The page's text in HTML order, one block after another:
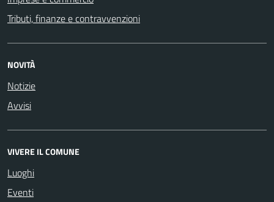
Tributi, finanze e contravvenzioni
NOVITÀ
Notizie
Avvisi
VIVERE IL COMUNE
Luoghi
Eventi